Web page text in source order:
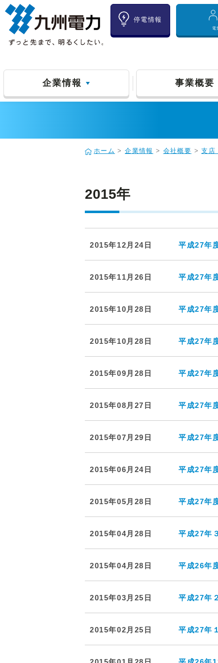
停電情報
電
企業情報 事業概要
ホーム >企業情報 > 会社概要 >支店
2015年
2015年12月24日 平成27年
2015年11月26日 平成27年
2015年10月28日 平成27年
2015年10月28日 平成27年
2015年09月28日 平成27年
2015年08月27日 平成27年
2015年07月29日 平成27年
2015年06月24日 平成27年
2015年05月28日 平成27年
2015年04月28日 平成27年
2015年04月28日 平成26年
2015年03月25日 平成27年
2015年02月25日 平成27年